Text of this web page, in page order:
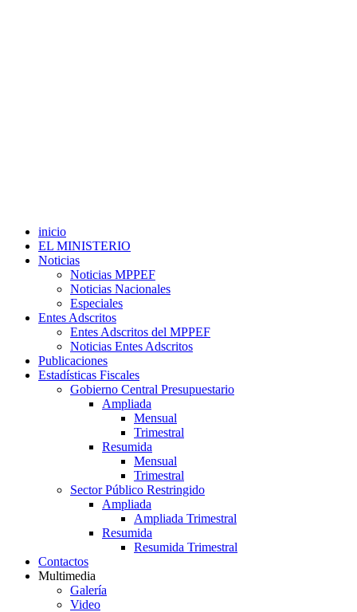
inicio
EL MINISTERIO
Noticias
Noticias MPPEF
Noticias Nacionales
Especiales
Entes Adscritos
Entes Adscritos del MPPEF
Noticias Entes Adscritos
Publicaciones
Estadísticas Fiscales
Gobierno Central Presupuestario
Ampliada
Mensual
Trimestral
Resumida
Mensual
Trimestral
Sector Público Restringido
Ampliada
Ampliada Trimestral
Resumida
Resumida Trimestral
Contactos
Multimedia
Galería
Video